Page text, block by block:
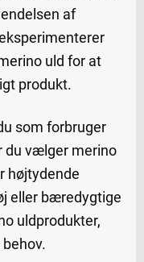
af
uld for at
produkt.
som forbruger
du vælger merino
højtydende
eller bæredygtige
uldprodukter,